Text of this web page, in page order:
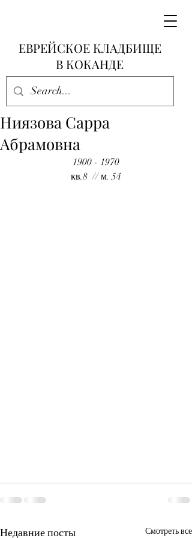
ЕВРЕЙСКОЕ КЛАДБИЩЕ
В КОКАНДЕ
Ниязова Сарра
Абрамовна
1900 - 1970
кв.8  // м. 54
Недавние посты Смотреть все